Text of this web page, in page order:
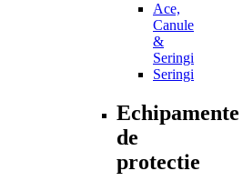
Ace,
Canule
&
Seringi
Seringi
Echipamente
de
protectie